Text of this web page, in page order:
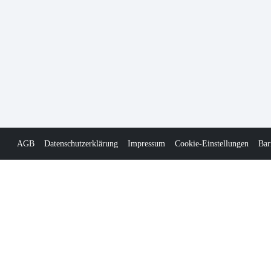
AGB Datenschutzerklärung Impressum Cookie-Einstellungen